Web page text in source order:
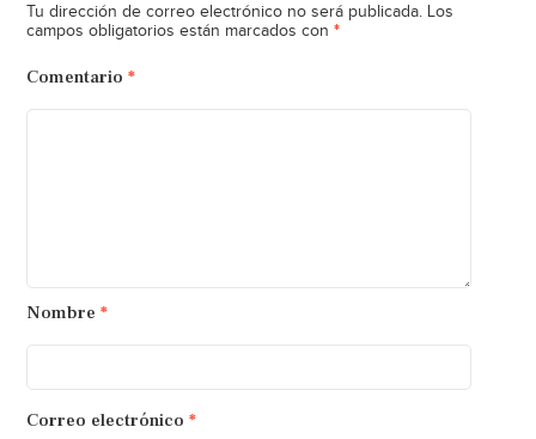
Tu dirección de correo electrónico no será publicada. Los
campos obligatorios están marcados con *
Comentario *
Nombre *
Correo electrónico *